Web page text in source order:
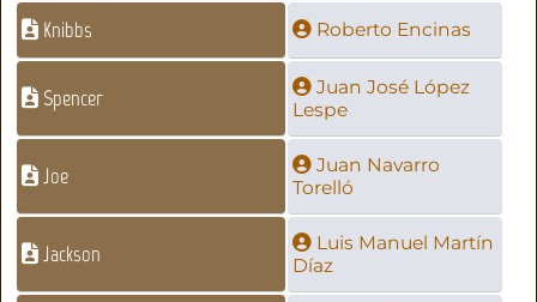
Knibbs Roberto Encinas
Spencer
Juan José López
Lespe
Joe
Juan Navarro
Torelló
Jackson
Luis Manuel Martín
Díaz